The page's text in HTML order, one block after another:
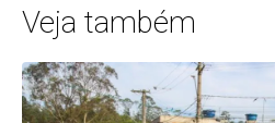
Veja também